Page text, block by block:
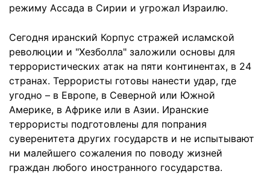
режиму Ассада в Сирии и угрожал Израилю.
Сегодня иранский Корпус стражей исламской
революции и "Хезболла" заложили основы для
террористических атак на пяти континентах, в 24
странах. Террористы готовы нанести удар, где
угодно – в Европе, в Северной или Южной
Америке, в Африке или в Азии. Иранские
террористы подготовлены для попрания
суверенитета других государств и не испытывают
ни малейшего сожаления по поводу жизней
граждан любого иностранного государства.